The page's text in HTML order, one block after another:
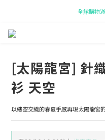
新會員
全館購物
[太陽龍宮] 針
衫 天空
以縷空交織的春夏手感再現太陽龍宮